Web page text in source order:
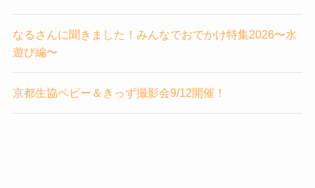
なるさんに聞きました！みんなでおでかけ特集2026〜水
遊び編〜
京都生協ベビー＆きっず撮影会9/12開催！